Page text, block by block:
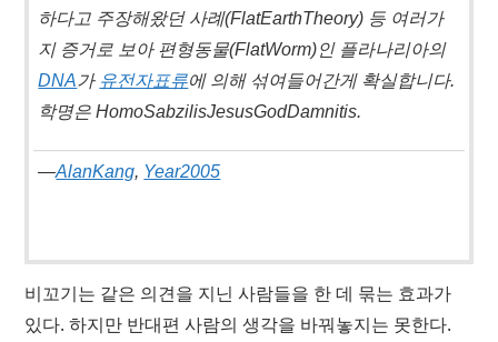
하다고 주장해왔던 사례(FlatEarthTheory) 등 여러가
지 증거로 보아 편형동물(FlatWorm)인 플라나리아의
DNA가 유전자표류에 의해 섞여들어간게 확실합니다.
학명은 HomoSabzilisJesusGodDamnitis.
—AlanKang, Year2005
비꼬기는 같은 의견을 지닌 사람들을 한 데 묶는 효과가
있다. 하지만 반대편 사람의 생각을 바꿔놓지는 못한다.